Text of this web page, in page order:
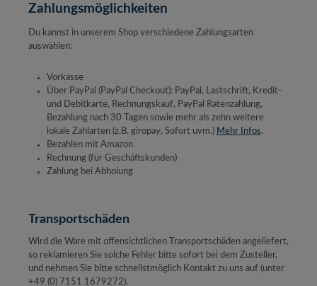
Zahlungsmöglichkeiten
Du kannst in unserem Shop verschiedene Zahlungsarten
auswählen:
Vorkasse
Über PayPal (PayPal Checkout): PayPal, Lastschrift, Kredit-
und Debitkarte, Rechnungskauf, PayPal Ratenzahlung,
Bezahlung nach 30 Tagen sowie mehr als zehn weitere
lokale Zahlarten (z.B. giropay, Sofort uvm.) Mehr Infos.
Bezahlen mit Amazon
Rechnung (für Geschäftskunden)
Zahlung bei Abholung
Transportschäden
Wird die Ware mit offensichtlichen Transportschäden angeliefert,
so reklamieren Sie solche Fehler bitte sofort bei dem Zusteller,
und nehmen Sie bitte schnellstmöglich Kontakt zu uns auf (unter
+49 (0) 7151 1679272).